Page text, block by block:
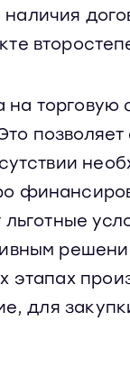
торговую
позволяет
для